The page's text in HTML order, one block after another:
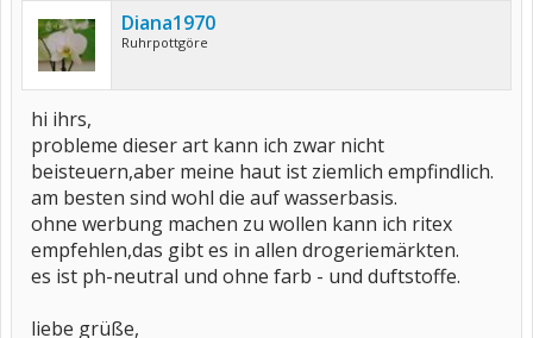
Diana1970
Ruhrpottgöre
hi ihrs,
probleme dieser art kann ich zwar nicht
beisteuern,aber meine haut ist ziemlich empfindlich.
am besten sind wohl die auf wasserbasis.
ohne werbung machen zu wollen kann ich ritex
empfehlen,das gibt es in allen drogeriemärkten.
es ist ph-neutral und ohne farb - und duftstoffe.
liebe grüße,